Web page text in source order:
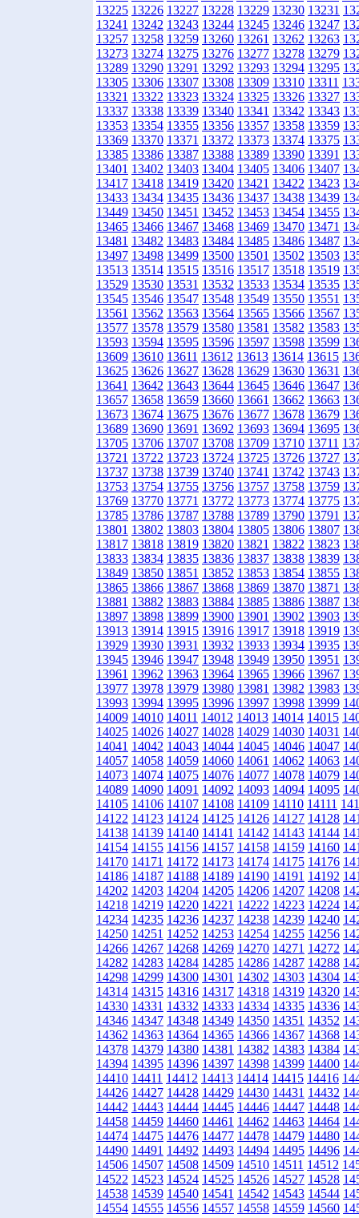
13225 13226 13227 13228 13229 13230 13231
13241 13242 13243 13244 13245 13246 13247
13257 13258 13259 13260 13261 13262 13263
13273 13274 13275 13276 13277 13278 13279
13289 13290 13291 13292 13293 13294 13295
13305 13306 13307 13308 13309 13310 13311
13321 13322 13323 13324 13325 13326 13327
13337 13338 13339 13340 13341 13342 13343
13353 13354 13355 13356 13357 13358 13359
13369 13370 13371 13372 13373 13374 13375
13385 13386 13387 13388 13389 13390 13391
13401 13402 13403 13404 13405 13406 13407
13417 13418 13419 13420 13421 13422 13423
13433 13434 13435 13436 13437 13438 13439
13449 13450 13451 13452 13453 13454 13455
13465 13466 13467 13468 13469 13470 13471
13481 13482 13483 13484 13485 13486 13487
13497 13498 13499 13500 13501 13502 13503
13513 13514 13515 13516 13517 13518 13519
13529 13530 13531 13532 13533 13534 13535
13545 13546 13547 13548 13549 13550 13551
13561 13562 13563 13564 13565 13566 13567
13577 13578 13579 13580 13581 13582 13583
13593 13594 13595 13596 13597 13598 13599
13609 13610 13611 13612 13613 13614 13615
13625 13626 13627 13628 13629 13630 13631
13641 13642 13643 13644 13645 13646 13647
13657 13658 13659 13660 13661 13662 13663
13673 13674 13675 13676 13677 13678 13679
13689 13690 13691 13692 13693 13694 13695
13705 13706 13707 13708 13709 13710 13711
13721 13722 13723 13724 13725 13726 13727
13737 13738 13739 13740 13741 13742 13743
13753 13754 13755 13756 13757 13758 13759
13769 13770 13771 13772 13773 13774 13775
13785 13786 13787 13788 13789 13790 13791
13801 13802 13803 13804 13805 13806 13807
13817 13818 13819 13820 13821 13822 13823
13833 13834 13835 13836 13837 13838 13839
13849 13850 13851 13852 13853 13854 13855
13865 13866 13867 13868 13869 13870 13871
13881 13882 13883 13884 13885 13886 13887
13897 13898 13899 13900 13901 13902 13903
13913 13914 13915 13916 13917 13918 13919
13929 13930 13931 13932 13933 13934 13935
13945 13946 13947 13948 13949 13950 13951
13961 13962 13963 13964 13965 13966 13967
13977 13978 13979 13980 13981 13982 13983
13993 13994 13995 13996 13997 13998 13999
14009 14010 14011 14012 14013 14014 14015
14025 14026 14027 14028 14029 14030 14031
14041 14042 14043 14044 14045 14046 14047
14057 14058 14059 14060 14061 14062 14063
14073 14074 14075 14076 14077 14078 14079
14089 14090 14091 14092 14093 14094 14095
14105 14106 14107 14108 14109 14110 14111
14122 14123 14124 14125 14126 14127 14128
14138 14139 14140 14141 14142 14143 14144
14154 14155 14156 14157 14158 14159 14160
14170 14171 14172 14173 14174 14175 14176
14186 14187 14188 14189 14190 14191 14192
14202 14203 14204 14205 14206 14207 14208
14218 14219 14220 14221 14222 14223 14224
14234 14235 14236 14237 14238 14239 14240
14250 14251 14252 14253 14254 14255 14256
14266 14267 14268 14269 14270 14271 14272
14282 14283 14284 14285 14286 14287 14288
14298 14299 14300 14301 14302 14303 14304
14314 14315 14316 14317 14318 14319 14320
14330 14331 14332 14333 14334 14335 14336
14346 14347 14348 14349 14350 14351 14352
14362 14363 14364 14365 14366 14367 14368
14378 14379 14380 14381 14382 14383 14384
14394 14395 14396 14397 14398 14399 14400
14410 14411 14412 14413 14414 14415 14416
14426 14427 14428 14429 14430 14431 14432
14442 14443 14444 14445 14446 14447 14448
14458 14459 14460 14461 14462 14463 14464
14474 14475 14476 14477 14478 14479 14480
14490 14491 14492 14493 14494 14495 14496
14506 14507 14508 14509 14510 14511 14512
14522 14523 14524 14525 14526 14527 14528
14538 14539 14540 14541 14542 14543 14544
14554 14555 14556 14557 14558 14559 14560